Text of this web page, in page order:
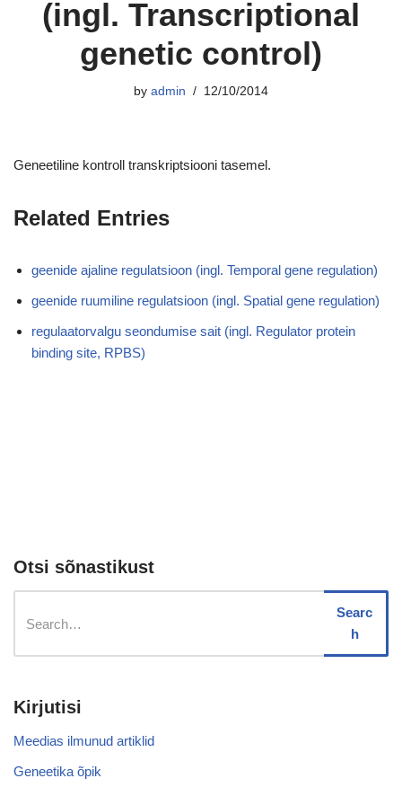
(ingl. Transcriptional
genetic control)
by admin 12/10/2014
Geneetiline kontroll transkriptsiooni tasemel.
Related Entries
geenide ajaline regulatsioon (ingl. Temporal gene regulation)
geenide ruumiline regulatsioon (ingl. Spatial gene regulation)
regulaatorvalgu seondumise sait (ingl. Regulator protein
binding site, RPBS)
Otsi sõnastikust
Searc
h
Kirjutisi
Meedias ilmunud artiklid
Geneetika õpik